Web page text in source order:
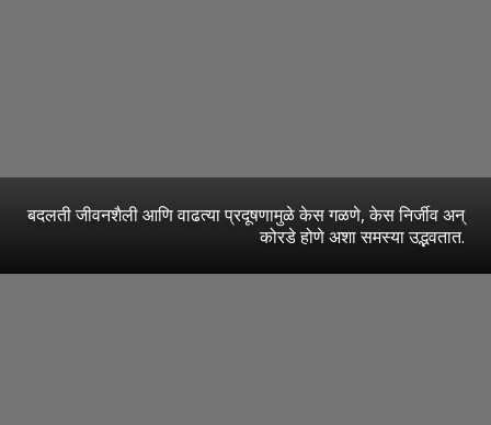
बदलती जीवनशैली आणि वाढत्या प्रदूषणामुळे केस गळणे, केस निर्जीव अन्
कोरडे होणे अशा समस्या उद्भवतात.